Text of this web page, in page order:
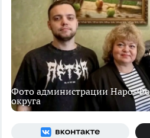
Фото администрации Наро-
округа